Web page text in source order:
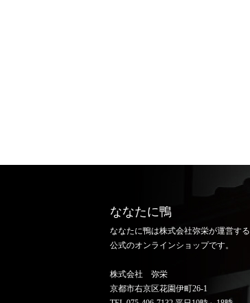
ななたに鴨
ななたに鴨は株式会社弥栄が運営する
公式のオンラインショップです。
株式会社 弥栄
京都市右京区花園伊町26-1